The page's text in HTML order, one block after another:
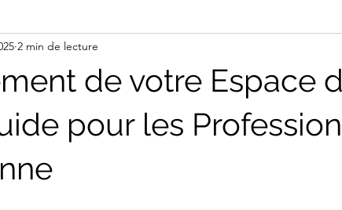
de votre Espace
pour les
2 min de lecture